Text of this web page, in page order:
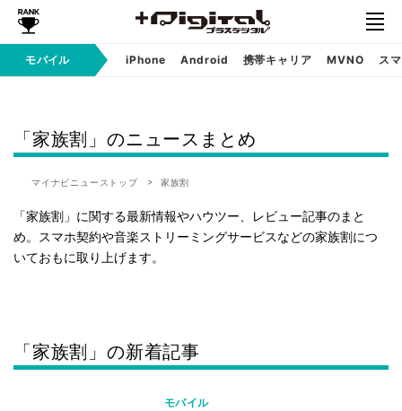
モバイル iPhone Android 携帯キャリア MVNO ス
「家族割」のニュースまとめ
マイナビニューストップ 家族割
「家族割」に関する最新情報やハウツー、レビュー記事のまと
め。スマホ契約や音楽ストリーミングサービスなどの家族割につ
いておもに取り上げます。
「家族割」の新着記事
モバイル